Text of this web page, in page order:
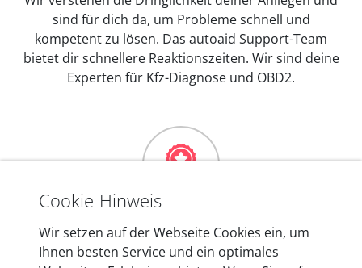
sind für dich da, um Probleme schnell und
kompetent zu lösen. Das autoaid Support-Team
bietet dir schnellere Reaktionszeiten. Wir sind deine
Experten für Kfz-Diagnose und OBD2.
Mehr als 10 Jahre Erfahrung
In den Kfz-Diagnosegeräten von autoaid stecken
Cookie-Hinweis
Wir setzen auf der Webseite Cookies ein, um
Ihnen besten Service und ein optimales